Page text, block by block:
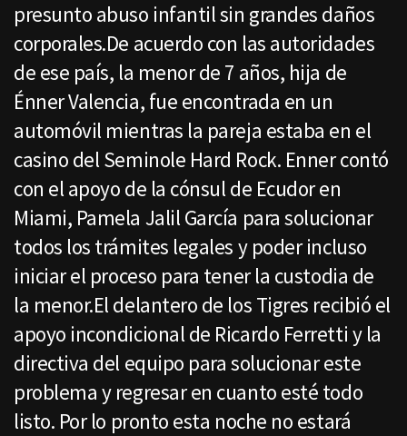
presunto abuso infantil sin grandes daños
corporales.De acuerdo con las autoridades
de ese país, la menor de 7 años, hija de
Énner Valencia, fue encontrada en un
automóvil mientras la pareja estaba en el
casino del Seminole Hard Rock. Enner contó
con el apoyo de la cónsul de Ecudor en
Miami, Pamela Jalil García para solucionar
todos los trámites legales y poder incluso
iniciar el proceso para tener la custodia de
la menor.El delantero de los Tigres recibió el
apoyo incondicional de Ricardo Ferretti y la
directiva del equipo para solucionar este
problema y regresar en cuanto esté todo
listo. Por lo pronto esta noche no estará